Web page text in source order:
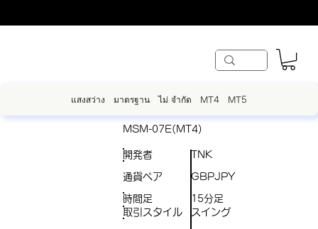
แสงสว่าง มาตรฐาน ไม่ จำกัด MT4 MT5
MSM-07E(MT4)
開発者 TNK
通貨ペア GBPJPY
取引スタイル スイング
時間足 15分足